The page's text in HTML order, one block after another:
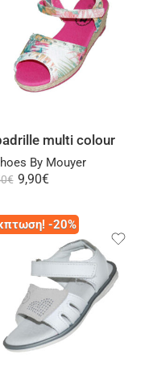
Select options
multi colour
By Mouyer
€ 9,90€
-20%